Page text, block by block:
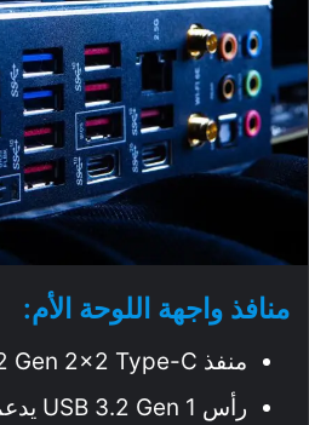
منافذ واجهة اللوحة الأم:
منفذ USB 3.2 Gen 2×2 Type-C.
رأس USB 3.2 Gen 1 يدعم منفذين.